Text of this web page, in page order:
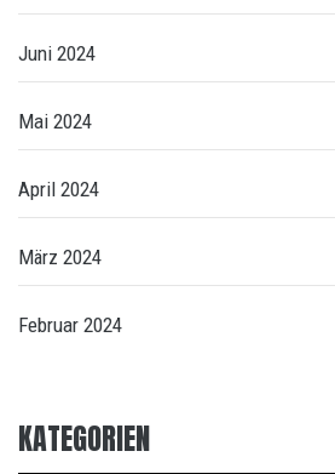
Juni 2024
Mai 2024
April 2024
März 2024
Februar 2024
KATEGORIEN